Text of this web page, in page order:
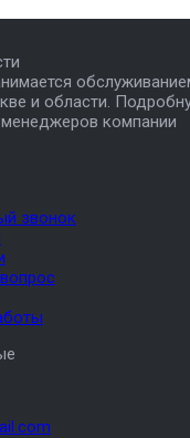
и области.
компании
звонок